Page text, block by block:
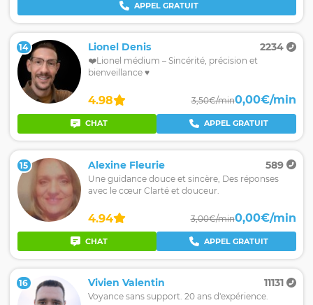
APPEL GRATUIT
14 Lionel Denis 2234
❤️Lionel médium – Sincérité, précision et
bienveillance ♥️
4.98 3,50€/min0,00€/min
CHAT APPEL GRATUIT
15 Alexine Fleurie 589
Une guidance douce et sincère, Des réponses
avec le cœur Clarté et douceur.
4.94 3,00€/min0,00€/min
CHAT APPEL GRATUIT
16 Vivien Valentin 11131
Voyance sans support. 20 ans d'expérience.